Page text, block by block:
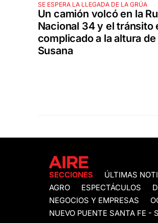
SE ESPERA LA LLEGADA DE LA GRÚA
Un camión volcó en la
Nacional 34 y el tránsito
complicado a la altura de
Susana
SECCIONES ÚLTIMAS
AGRO
ESPECTÁCULOS
NEGOCIOS Y EMPRESAS
NUEVO PUENTE SANTA FE -